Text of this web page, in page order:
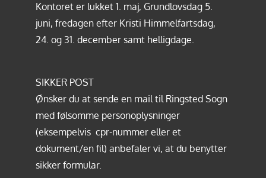
Kontoret er lukket 1. maj, Grundlovsdag 5.
juni, fredagen efter Kristi Himmelfartsdag,
24. og 31. december samt helligdage.
SIKKER POST
Ønsker du at sende en mail til Ringsted Sogn
med følsomme personoplysninger
(eksempelvis cpr-nummer eller et
dokument/en fil) anbefaler vi, at du benytter
sikker formular.